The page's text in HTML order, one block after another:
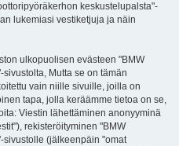
keskustelupalsta"-
lukemiasi vestiketjuja ja näin
ulkopuolisen evästeen "BMW
Mutta se on tämän
vain niille sivuille, joilla on
tapa, jolla keräämme tietoa on se,
Viestin lähettäminen anonyyminä
rekisteröityminen "BMW
(jälkeenpäin "omat